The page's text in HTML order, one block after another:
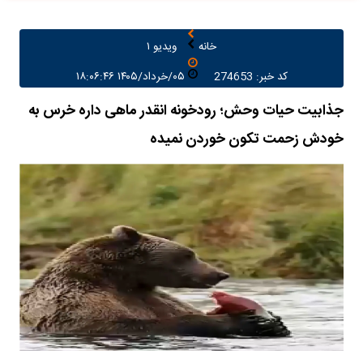
خانه
ویدیو ۱
کد خبر: 274653
جذابیت حیات وحش؛ رودخونه انقدر ماهی داره خرس به
خودش زحمت تکون خوردن نمیده